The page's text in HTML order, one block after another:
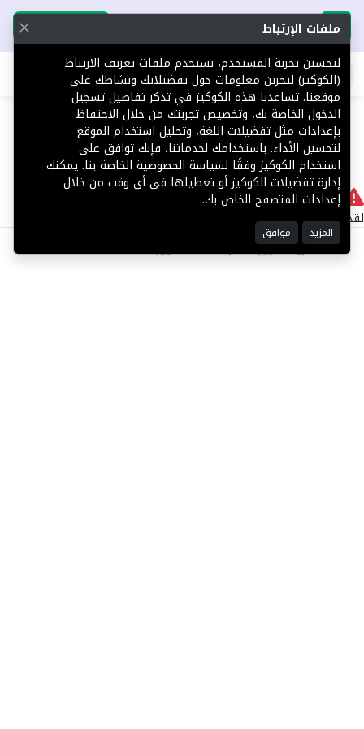
تحميل التطبيق تحميل التطبيق
اطلب عقارك
404 لا يوجد
لقد حدث خطأ داخلي أثناء معالجة طلبك.
©2025 كل الحقوق محفوظة منصة توور
ملفات الإرتباط
لتحسين تجربة المستخدم، نستخدم ملفات تعريف الارتباط
(الكوكيز) لتخزين معلومات حول تفضيلاتك ونشاطك على
موقعنا. تساعدنا هذه الكوكيز في تذكر تفاصيل تسجيل
الدخول الخاصة بك، وتخصيص تجربتك من خلال الاحتفاظ
بإعدادات مثل تفضيلات اللغة، وتحليل استخدام الموقع
لتحسين الأداء. باستخدامك لخدماتنا، فإنك توافق على
استخدام الكوكيز وفقًا لسياسة الخصوصية الخاصة بنا. يمكنك
إدارة تفضيلات الكوكيز أو تعطيلها في أي وقت من خلال
إعدادات المتصفح الخاص بك.
المزيد موافق